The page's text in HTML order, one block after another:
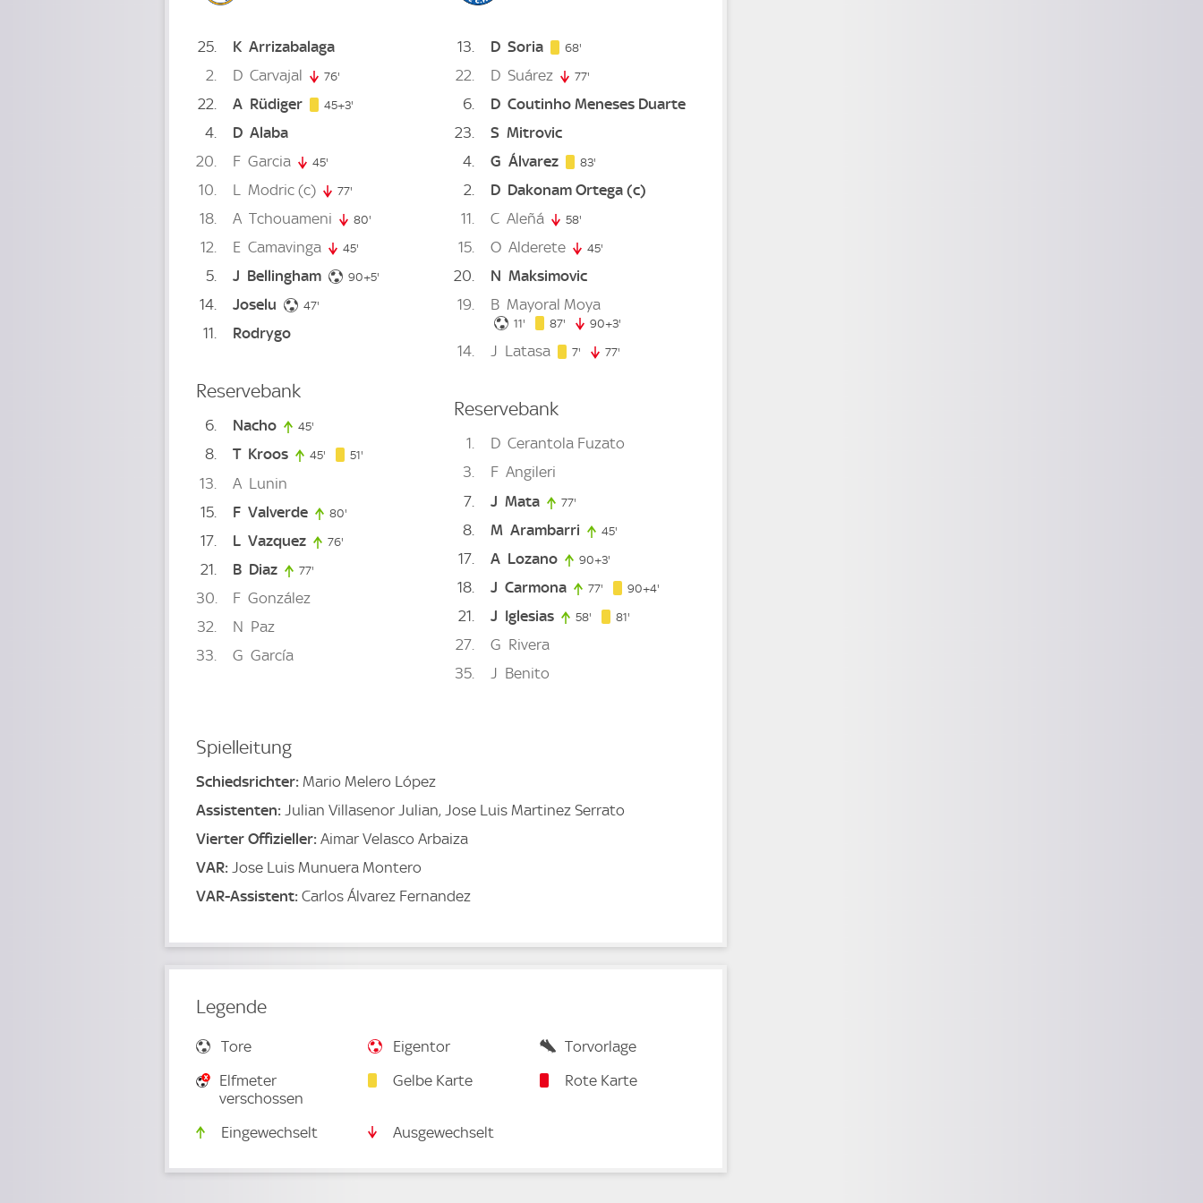
25 K Arrizabalaga
2
D Carvajal 76'
22 A Rüdiger 45+3'
4 D Alaba
20
F Garcia 45'
10 L Modric(c) 77'
18 A Tchouameni 80'
12 E Camavinga 45'
5 J Bellingham 90+5'
14 Joselu 47'
11 Rodrygo
Reservebank
6 Nacho 45'
8 T Kroos 45' 45. minute
51'
13 A Lunin
15
F Valverde 80'
17 L Vazquez 76'
21 B Diaz 77'
30 F González
32
N Paz
33
G García
13 D Soria 68'
22 D Suárez 77'
6 D Coutinho Meneses Duarte
23
S Mitrovic
4
G Álvarez 83'
2 D Dakonam Ortega(c)
11
C Aleñá 58'
15 O Alderete 45'
20 N Maksimovic
19
B Mayoral Moya
11' 11. minute
87' 87. minute
90+3'
14 J Latasa 7' 7. minute
77'
Reservebank
1 D Cerantola Fuzato
3
F Angileri
7
J Mata 77'
8 M Arambarri 45'
17 A Lozano 90+3'
18 J Carmona 77' 77. minute
90+4'
21 J Iglesias 58' 58. minute
81'
27 G Rivera
35
J Benito
Spielleitung
Schiedsrichter: Mario Melero López
Assistenten: Julian Villasenor Julian, Jose Luis Martinez Serrato
Vierter Offizieller: Aimar Velasco Arbaiza
VAR: Jose Luis Munuera Montero
VAR-Assistent: Carlos Álvarez Fernandez
Legende
Tore Eigentor
Torvorlage
Elfmeter
verschossen
Gelbe Karte Rote Karte
Eingewechselt Ausgewechselt